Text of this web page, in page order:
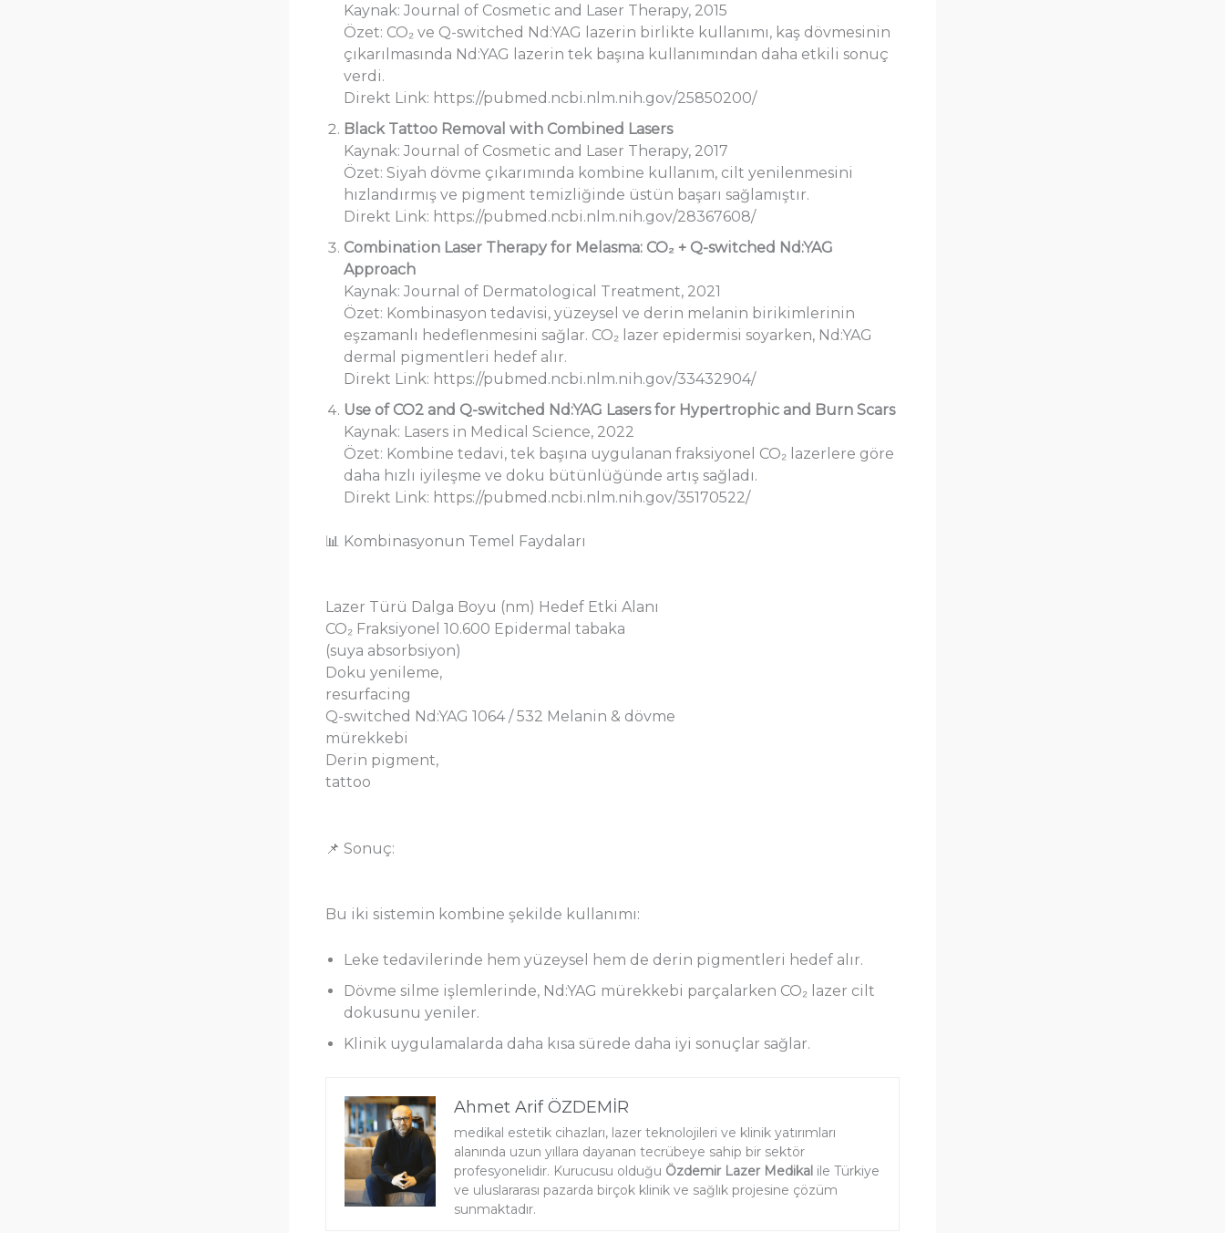
Kaynak: Journal of Cosmetic and Laser Therapy, 2015
Özet: CO₂ ve Q-switched Nd:YAG lazerin birlikte kullanımı, kaş dövmesinin
çıkarılmasında Nd:YAG lazerin tek başına kullanımından daha etkili sonuç
verdi.
Direkt Link: https://pubmed.ncbi.nlm.nih.gov/25850200/
Black Tattoo Removal with Combined Lasers
Kaynak: Journal of Cosmetic and Laser Therapy, 2017
Özet: Siyah dövme çıkarımında kombine kullanım, cilt yenilenmesini
hızlandırmış ve pigment temizliğinde üstün başarı sağlamıştır.
Direkt Link: https://pubmed.ncbi.nlm.nih.gov/28367608/
Combination Laser Therapy for Melasma: CO₂ + Q-switched Nd:YAG
Approach
Kaynak: Journal of Dermatological Treatment, 2021
Özet: Kombinasyon tedavisi, yüzeysel ve derin melanin birikimlerinin
eşzamanlı hedeflenmesini sağlar. CO₂ lazer epidermisi soyarken, Nd:YAG
dermal pigmentleri hedef alır.
Direkt Link: https://pubmed.ncbi.nlm.nih.gov/33432904/
Use of CO2 and Q-switched Nd:YAG Lasers for Hypertrophic and Burn Scars
Kaynak: Lasers in Medical Science, 2022
Özet: Kombine tedavi, tek başına uygulanan fraksiyonel CO₂ lazerlere göre
daha hızlı iyileşme ve doku bütünlüğünde artış sağladı.
Direkt Link: https://pubmed.ncbi.nlm.nih.gov/35170522/
📊 Kombinasyonun Temel Faydaları
Lazer Türü Dalga Boyu (nm) Hedef Etki Alanı
CO₂ Fraksiyonel 10.600 Epidermal tabaka
(suya absorbsiyon)
Doku yenileme,
resurfacing
Q-switched Nd:YAG 1064 / 532 Melanin & dövme
mürekkebi
Derin pigment,
tattoo
📌 Sonuç:
Bu iki sistemin kombine şekilde kullanımı:
Leke tedavilerinde hem yüzeysel hem de derin pigmentleri hedef alır.
Dövme silme işlemlerinde, Nd:YAG mürekkebi parçalarken CO₂ lazer cilt
dokusunu yeniler.
Klinik uygulamalarda daha kısa sürede daha iyi sonuçlar sağlar.
Ahmet Arif ÖZDEMİR
medikal estetik cihazları, lazer teknolojileri ve klinik yatırımları
alanında uzun yıllara dayanan tecrübeye sahip bir sektör
profesyonelidir. Kurucusu olduğu Özdemir Lazer Medikal ile Türkiye
ve uluslararası pazarda birçok klinik ve sağlık projesine çözüm
sunmaktadır.